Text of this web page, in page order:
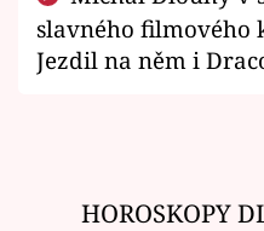
slavného filmového
Jezdil na něm i
HOROSKOPY